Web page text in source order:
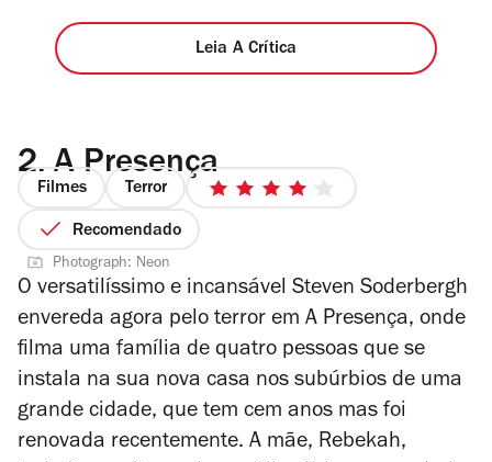
Leia A Crítica
2. A Presença
Filmes Terror
4/5
Recomendado
Photograph: Neon
O versatilíssimo e incansável Steven Soderbergh
envereda agora pelo terror em A Presença, onde
filma uma família de quatro pessoas que se
instala na sua nova casa nos subúrbios de uma
grande cidade, que tem cem anos mas foi
renovada recentemente. A mãe, Rebekah,